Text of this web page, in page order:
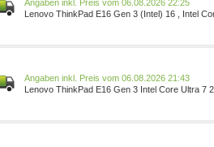
Preis vom 06.08.2026 22:25
Lenovo ThinkPad E16 Gen 3 (Intel) 16 , Intel
Preis vom 06.08.2026 21:43
Lenovo ThinkPad E16 Gen 3 Intel Core Ultra 7